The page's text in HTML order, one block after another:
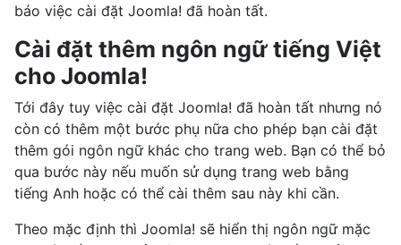
báo việc cài đặt Joomla! đã hoàn tất.
Cài đặt thêm ngôn ngữ tiếng Việt
cho Joomla!
Tới đây tuy việc cài đặt Joomla! đã hoàn tất nhưng nó
còn có thêm một bước phụ nữa cho phép bạn cài đặt
thêm gói ngôn ngữ khác cho trang web. Bạn có thể bỏ
qua bước này nếu muốn sử dụng trang web bằng
tiếng Anh hoặc có thể cài thêm sau này khi cần.
Theo mặc định thì Joomla! sẽ hiển thị ngôn ngữ mặc